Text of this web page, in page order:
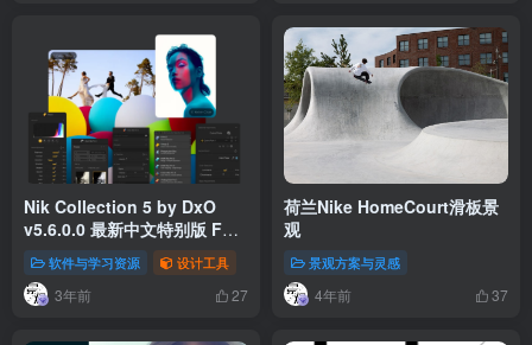
Nik Collection 5 by DxO
v5.6.0.0 最新中文特别版 For
PS/LR（Win&Mac）
软件与学习资源 设计工具
3年前 27
荷兰Nike HomeCourt滑板景
观
景观方案与灵感
4年前 37